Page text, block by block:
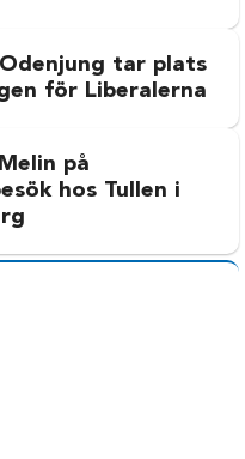
tar plats
för Liberalerna
på
hos Tullen i